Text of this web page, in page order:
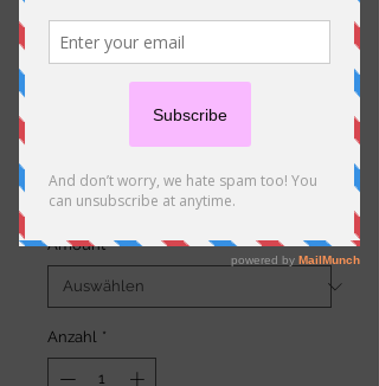
Herb-Crusted Grilled
Chicken Breast
5,25 €Preis
Amount *
Anzahl *